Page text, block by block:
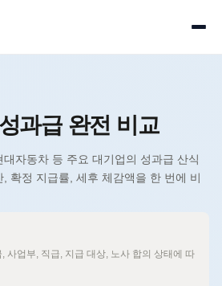
과급 완전 비교
자동차 등 주요 대기업의 성과급 산식
확정 지급률, 세후 체감액을 한 번에 비
사업부, 직급, 지급 대상, 노사 합의 상태에 따